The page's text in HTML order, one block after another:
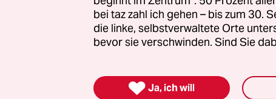
bei taz zahl ich gehen – bis zum 30.
die linke, selbstverwaltete Orte
bevor sie verschwinden. Sind Sie
 Ja, ich will